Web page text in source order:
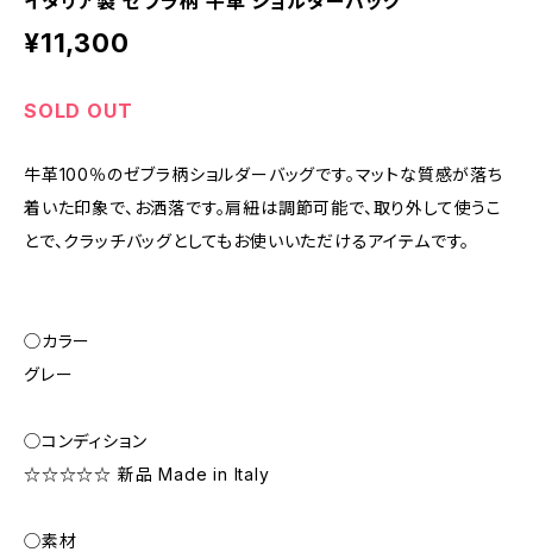
¥11,300
SOLD OUT
牛革100％のゼブラ柄ショルダーバッグです。マットな質感が落ち
着いた印象で、お洒落です。肩紐は調節可能で、取り外して使うこ
とで、クラッチバッグとしてもお使いいただけるアイテムです。
◯カラー
グレー
◯コンディション
☆☆☆☆☆ 新品 Made in Italy
◯素材